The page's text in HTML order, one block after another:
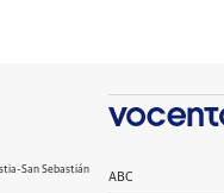
San Sebastián
ABC